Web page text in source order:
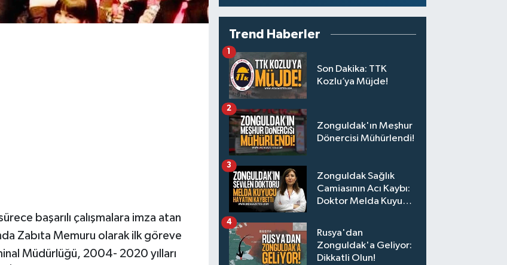
başarılı çalışmalara imza atan
Zabıta Memuru olarak ilk göreve
Müdürlüğü, 2004- 2020 yılları
Trend Haberler
Son Dakika: TTK
Kozlu’ya Müjde!
1
Zonguldak'ın Meşhur
Dönercisi Mühürlendi!
2
Zonguldak Sağlık
Camiasının Acı Kaybı:
Doktor Melda Kuyucu
3
Rusya'dan
Zonguldak'a Geliyor:
Dikkatli Olun!
4